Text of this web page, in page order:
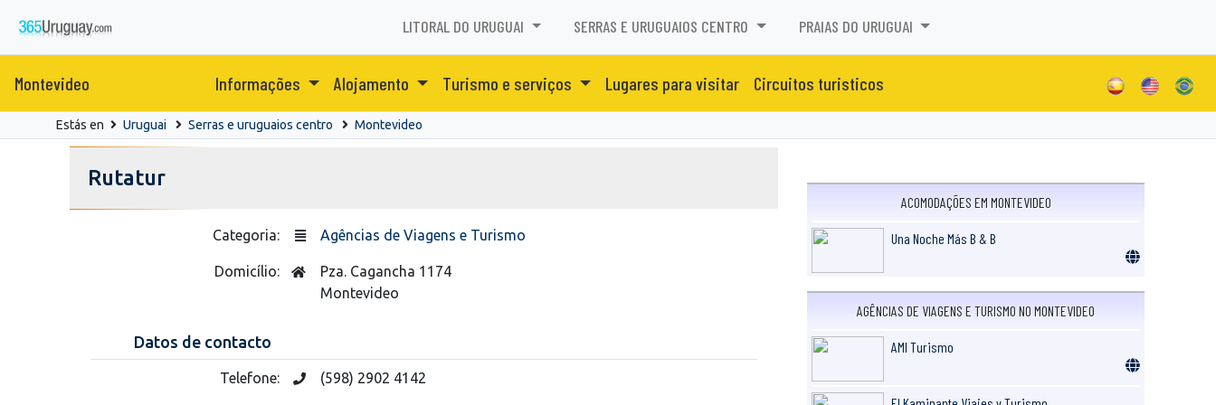
LITORAL DO URUGUAI SERRAS E URUGUAIOS CENTRO PRAIAS DO URUGUAI
Montevideo Informações Alojamento Turismo e serviços Lugares para visitar Circuitos turisticos
Estás en Uruguai Serras e uruguaios centro Montevideo
Rutatur
Categoria: Agências de Viagens e Turismo
Domicílio:
Pza. Cagancha 1174
Montevideo
Datos de contacto
Telefone: (598) 2902 4142
ACOMODAÇÕES EM MONTEVIDEO
Una Noche Más B & B
AGÊNCIAS DE VIAGENS E TURISMO NO MONTEVIDEO
AMI Turismo